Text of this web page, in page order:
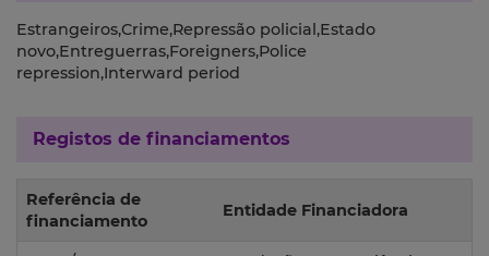
Estrangeiros,Crime,Repressão policial,Estado
novo,Entreguerras,Foreigners,Police
repression,Interward period
Registos de financiamentos
Referência de
financiamento
Entidade Financiadora